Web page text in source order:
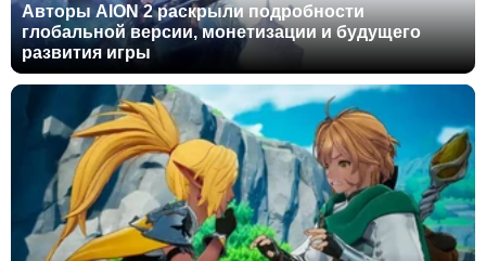
Авторы AION 2 раскрыли подробности
глобальной версии, монетизации и будущего
развития игры